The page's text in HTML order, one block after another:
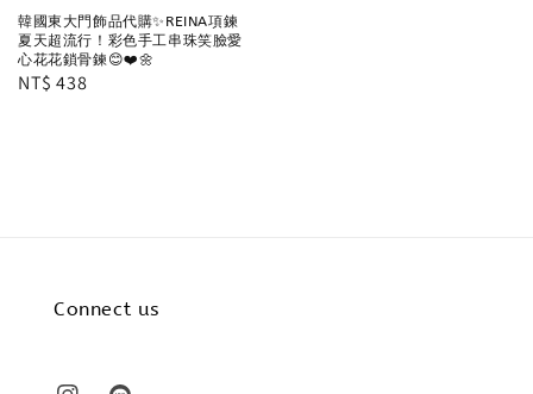
韓國東大門飾品代購✨REINA項鍊
夏天超流行！彩色手工串珠笑臉愛
心花花鎖骨鍊😊❤️🌼
Regular
NT$ 438
Connect us